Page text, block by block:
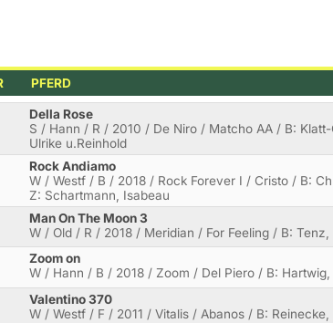
PFERD
Della Rose
S / Hann / R / 2010 / De Niro / Matcho AA / B:
Ulrike u.Reinhold
Rock Andiamo
W / Westf / B / 2018 / Rock Forever I / Cristo / B:
Z: Schartmann, Isabeau
Man On The Moon 3
W / Old / R / 2018 / Meridian / For Feeling / B:
Zoom on
W / Hann / B / 2018 / Zoom / Del Piero / B:
Valentino 370
W / Westf / F / 2011 / Vitalis / Abanos / B: